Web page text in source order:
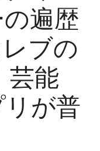
遍歴
ブの
芸能
が普